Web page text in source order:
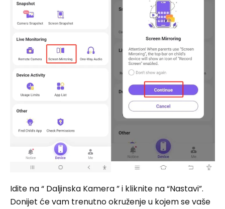
Idite na “ Daljinska Kamera ” i kliknite na “Nastavi”.
Donijet će vam trenutno okruženje u kojem se vaše